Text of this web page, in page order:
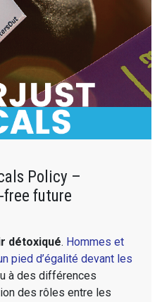
Policy –
future
détoxiqué. Hommes et
pied d’égalité devant les
à des différences
des rôles entre les